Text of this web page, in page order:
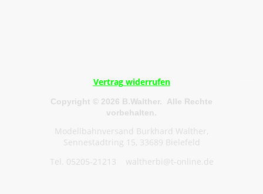
Vertrag widerrufen
Copyright © 2026 B.Walther. Alle Rechte
vorbehalten.
Modellbahnversand Burkhard Walther,
Sennestadtring 15, 33689 Bielefeld
Tel. 05205-21213 waltherbi@t-online.de